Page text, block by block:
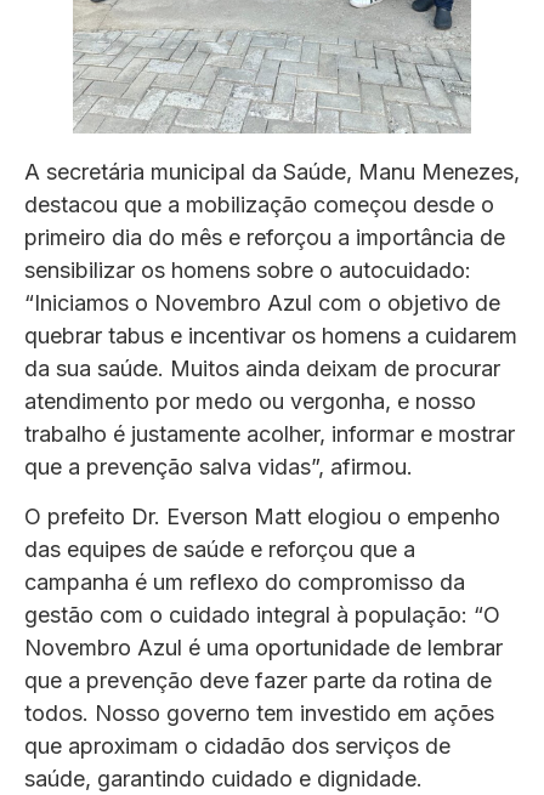
A secretária municipal da Saúde, Manu Menezes,
destacou que a mobilização começou desde o
primeiro dia do mês e reforçou a importância de
sensibilizar os homens sobre o autocuidado:
“Iniciamos o Novembro Azul com o objetivo de
quebrar tabus e incentivar os homens a cuidarem
da sua saúde. Muitos ainda deixam de procurar
atendimento por medo ou vergonha, e nosso
trabalho é justamente acolher, informar e mostrar
que a prevenção salva vidas”, afirmou.
O prefeito Dr. Everson Matt elogiou o empenho
das equipes de saúde e reforçou que a
campanha é um reflexo do compromisso da
gestão com o cuidado integral à população: “O
Novembro Azul é uma oportunidade de lembrar
que a prevenção deve fazer parte da rotina de
todos. Nosso governo tem investido em ações
que aproximam o cidadão dos serviços de
saúde, garantindo cuidado e dignidade.